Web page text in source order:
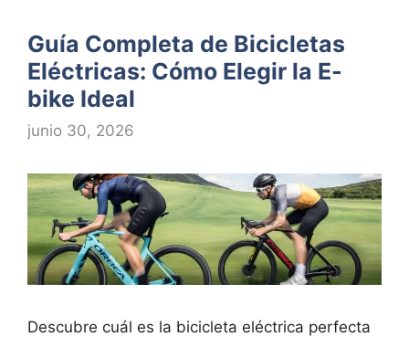
Guía Completa de Bicicletas
Eléctricas: Cómo Elegir la E-
bike Ideal
junio 30, 2026
Descubre cuál es la bicicleta eléctrica perfecta